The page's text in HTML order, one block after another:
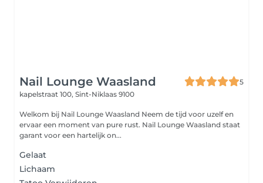
Nail Lounge Waasland
5
kapelstraat 100, Sint-Niklaas 9100
Welkom bij Nail Lounge Waasland Neem de tijd voor uzelf en
ervaar een moment van pure rust. Nail Lounge Waasland staat
garant voor een hartelijk on...
Gelaat
Lichaam